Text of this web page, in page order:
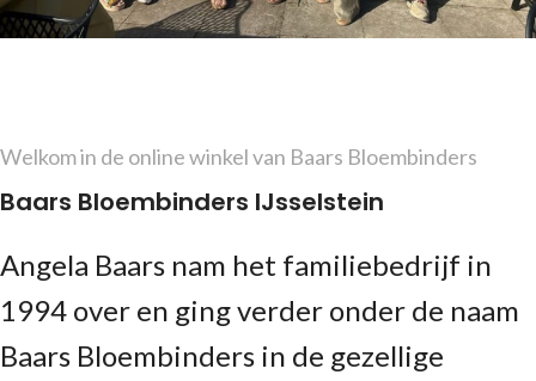
Welkom in de online winkel van Baars Bloembinders
Baars Bloembinders IJsselstein
Angela Baars nam het familiebedrijf in
1994 over en ging verder onder de naam
Baars Bloembinders in de gezellige